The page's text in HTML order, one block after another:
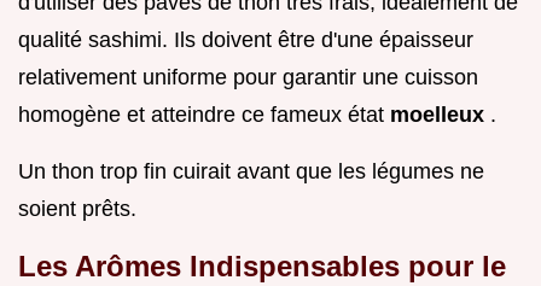
qualité sashimi. Ils doivent être d'une épaisseur
relativement uniforme pour garantir une cuisson
homogène et atteindre ce fameux état moelleux .
Un thon trop fin cuirait avant que les légumes ne
soient prêts.
Les Arômes Indispensables pour le